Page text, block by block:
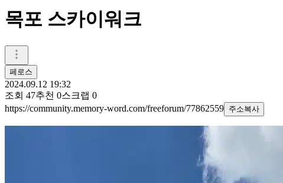
목포 스카이워크
페로스
2024.09.12 19:32
조회 47추천 0스크랩 0
https://community.memory-word.com/freeforum/77862559 주소복사